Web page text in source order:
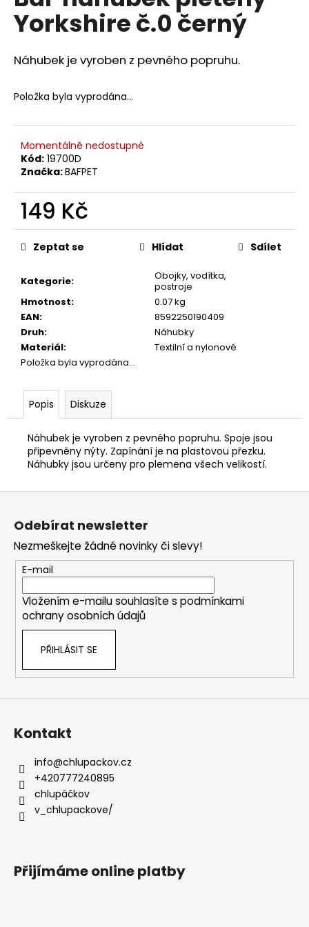
0,0
z
hvězdiček.
Yorkshire č.0 černý
Náhubek je vyroben z pevného popruhu.
Položka byla vyprodána…
Momentálně nedostupné
Kód: 19700D
Značka:BAFPET
149 Kč
Měrná
cena:
Kategorie:
Obojky, vodítka,
postroje
Hmotnost:
0.07 kg
EAN:
8592250190409
Druh:
Náhubky
Materiál:
Textilní a nylonové
Položka byla vyprodána…
Zeptat se Hlídat Sdílet
Popis Diskuze
Náhubek je vyroben z pevného popruhu. Spoje jsou
připevněny nýty. Zapínání je na plastovou přezku.
Náhubky jsou určeny pro plemena všech velikostí.
a
í
t
?
o
p
u
č
u
e
m
KIDS
900G
139
Z
Odebírat newsletter
Nezmeškejte žádné novinky či slevy!
E-mail
Vložením e-mailu souhlasíte s podmínkami
ochrany osobních údajů
PŘIHLÁSIT SE
Kontakt
info@chlupackov.cz
+420777240895
chlupáčkov
v_chlupackove/
Přijímáme online platby